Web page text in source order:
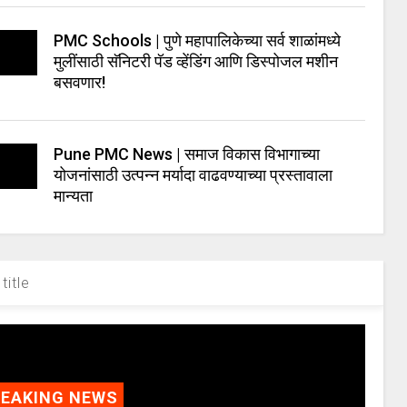
PMC Schools | पुणे महापालिकेच्या सर्व शाळांमध्ये
मुलींसाठी सॅनिटरी पॅड व्हेंडिंग आणि डिस्पोजल मशीन
बसवणार!
Pune PMC News | समाज विकास विभागाच्या
योजनांसाठी उत्पन्न मर्यादा वाढवण्याच्या प्रस्तावाला
मान्यता
NEWS